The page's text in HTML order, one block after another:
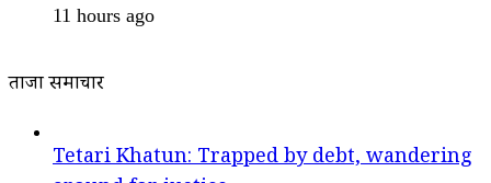
11 hours ago
ताजा समाचार
Tetari Khatun: Trapped by debt, wandering